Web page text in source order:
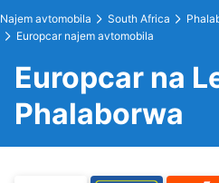
Najem avtomobila South Africa
Europcar najem avtomobila
Europcar na
Phalaborwa